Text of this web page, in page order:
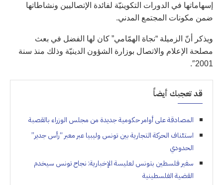
إسهاماتها في الدورات التكوينيّة لفائدة الإتصاليين ونشاطاتها
ضمن مكونات المجتمع المدني.
ويذكر أنّ الزميلة “نجاة الهمّامي” كان لها الفضل في بعث
مصلحة الإعلام والاتصال بوزارة الشؤون الدينيّة وذلك منذ سنة
2001″.
قد تعجبك أيضاً
المصادقة على أوامر حكومية جديدة من مجلس الوزراء بالقصبة
استئناف الحركة التجارية بين تونس وليبيا عبر معبر “رأس جدير”
الحدودي
سفير فلسطين بتونس لعليسة الإخبارية: نجاح تونس سيخدم
القضية الفلسطينية